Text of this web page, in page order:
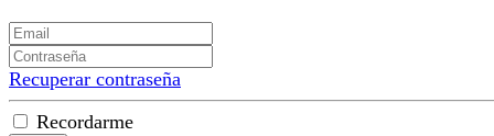
Recuperar contraseña
Recordarme